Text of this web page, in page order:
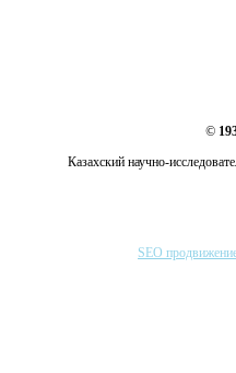
©
Казахский научно-
SEO